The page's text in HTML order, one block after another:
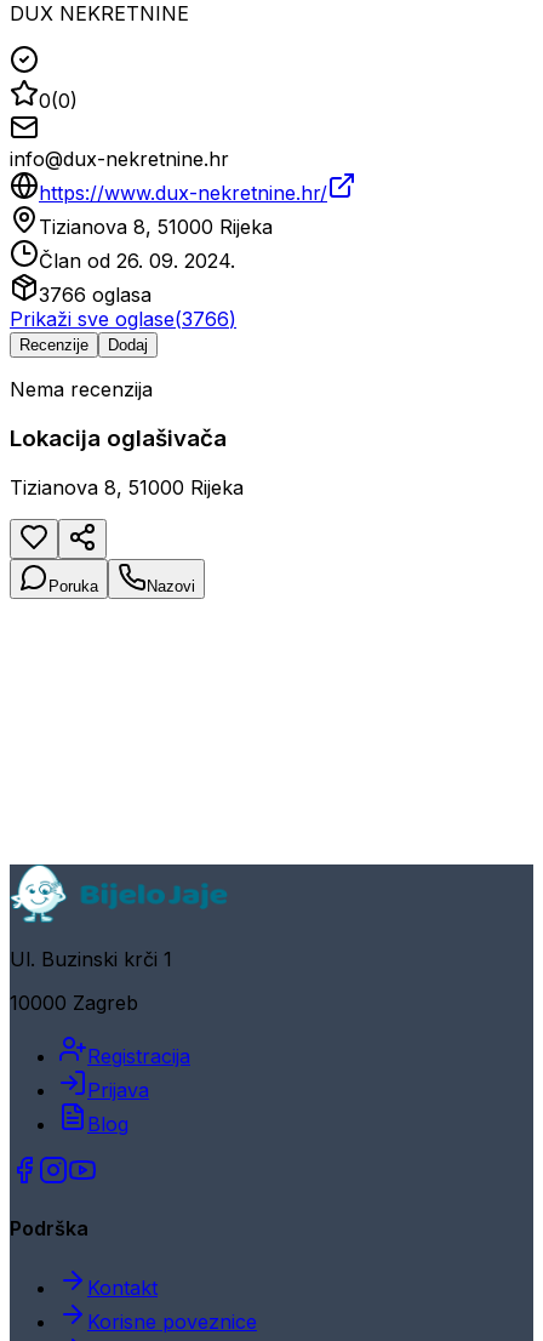
DUX NEKRETNINE
0(0)
info@dux-nekretnine.hr
https://www.dux-nekretnine.hr/
Tizianova 8, 51000 Rijeka
Član od 26. 09. 2024.
3766 oglasa
Prikaži sve oglase(3766)
Recenzije Dodaj
Nema recenzija
Lokacija oglašivača
Tizianova 8, 51000 Rijeka
Poruka Nazovi
Ul. Buzinski krči 1
10000 Zagreb
Registracija
Prijava
Blog
Podrška
Kontakt
Korisne poveznice